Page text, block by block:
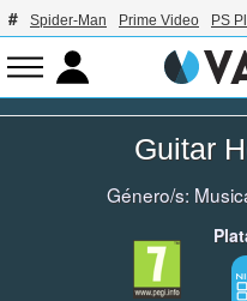
Spider-Man Prime Video PS
Guitar
Género/s: